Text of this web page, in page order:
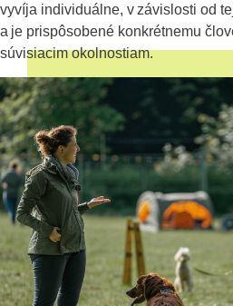
vyvíja individuálne, v závislosti od
a je prispôsobené konkrétnemu
súvisiacim okolnostiam.